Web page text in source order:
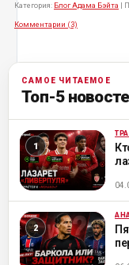
Категория: Блог Адама Бэйта |
Комментарии (3)
САМОЕ ЧИТАЕМОЕ
Топ-5
ML
ML